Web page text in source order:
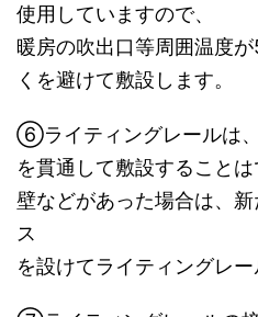
使用していますので、
暖房の吹出口等周囲温度
くを避けて敷設します。
⑥ライティングレールは、
を貫通して敷設することは
壁などがあった場合は、
ス
を設けてライティングレー